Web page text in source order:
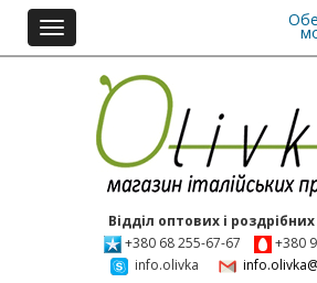
Toggle
navigation
Відділ оптових і
+380 68 255-67-67
+380
info.olivka